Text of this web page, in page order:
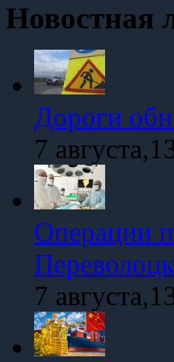
Новостная
Дороги
7
Операции
7